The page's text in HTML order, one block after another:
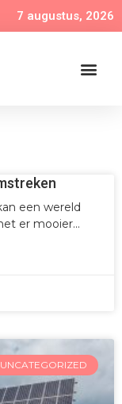
7 augustus, 2026
een wereld
er mooier
UNCATEGORIZED